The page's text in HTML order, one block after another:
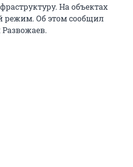
На объектах
режим. Об этом сообщил